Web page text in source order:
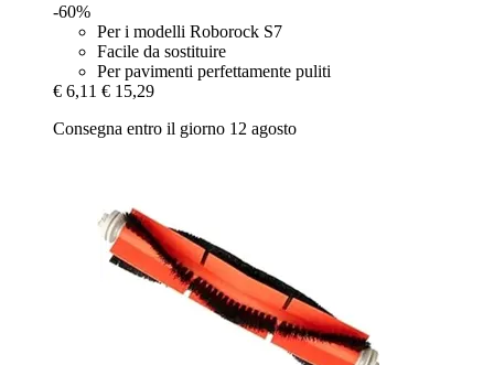
-60%
Per i modelli Roborock S7
Facile da sostituire
Per pavimenti perfettamente puliti
€ 6,11 € 15,29
Consegna entro il giorno 12 agosto